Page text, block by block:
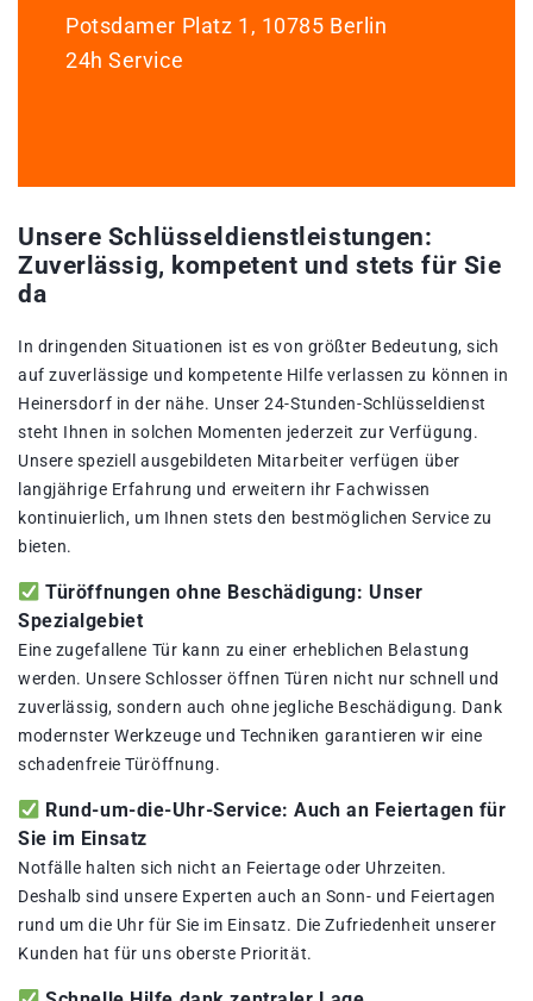
Potsdamer Platz 1, 10785 Berlin
24h Service
Unsere Schlüsseldienstleistungen:
Zuverlässig, kompetent und stets für Sie
da
In dringenden Situationen ist es von größter Bedeutung, sich
auf zuverlässige und kompetente Hilfe verlassen zu können in
Heinersdorf in der nähe. Unser 24-Stunden-Schlüsseldienst
steht Ihnen in solchen Momenten jederzeit zur Verfügung.
Unsere speziell ausgebildeten Mitarbeiter verfügen über
langjährige Erfahrung und erweitern ihr Fachwissen
kontinuierlich, um Ihnen stets den bestmöglichen Service zu
bieten.
Türöffnungen ohne Beschädigung: Unser
Spezialgebiet
Eine zugefallene Tür kann zu einer erheblichen Belastung
werden. Unsere Schlosser öffnen Türen nicht nur schnell und
zuverlässig, sondern auch ohne jegliche Beschädigung. Dank
modernster Werkzeuge und Techniken garantieren wir eine
schadenfreie Türöffnung.
Rund-um-die-Uhr-Service: Auch an Feiertagen für
Sie im Einsatz
Notfälle halten sich nicht an Feiertage oder Uhrzeiten.
Deshalb sind unsere Experten auch an Sonn- und Feiertagen
rund um die Uhr für Sie im Einsatz. Die Zufriedenheit unserer
Kunden hat für uns oberste Priorität.